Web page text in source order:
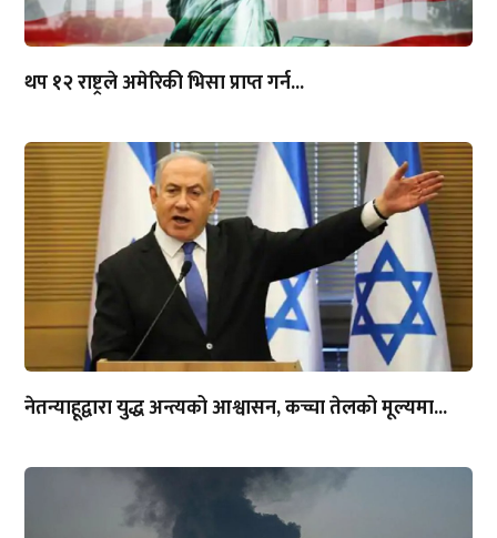
थप १२ राष्ट्रले अमेरिकी भिसा प्राप्त गर्न...
नेतन्याहूद्वारा युद्ध अन्त्यको आश्वासन, कच्चा तेलको मूल्यमा...